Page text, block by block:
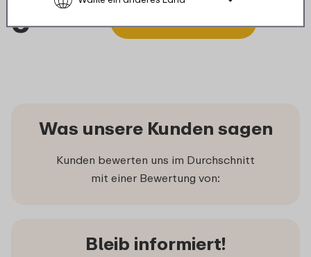
5
Was unsere Kunden sagen
Kunden bewerten uns im Durchschnitt
mit einer Bewertung von:
Bleib informiert!